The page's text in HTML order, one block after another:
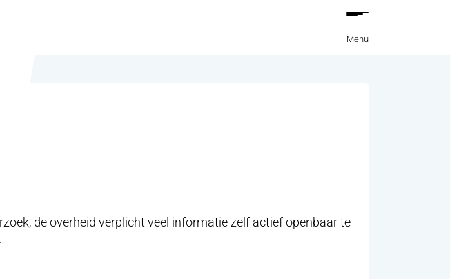
Menu
de overheid verplicht veel informatie zelf actief openbaar te